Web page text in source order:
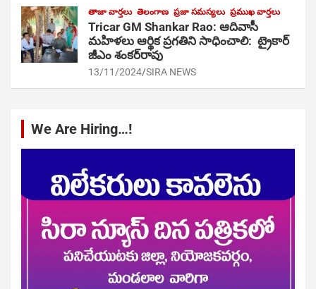
తాజా వార్తలు తెలంగాణ ప్రజా సమస్యలు ప్రముఖ వార్తలు
Tricar GM Shankar Rao: ఆదివాసీ
మహిళలు ఆర్థిక ప్రగతిని సాధించాలి: ట్రైకార్
జీఎం శంకర్‌రావు
13/11/2024 SIRA NEWS
We Are Hiring…!